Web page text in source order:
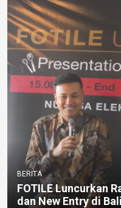
BERITA
FOTILE Luncurkan
dan New Entry di